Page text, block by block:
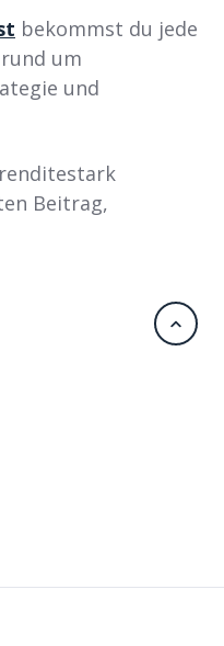
bekommst du jede
um
und
Beitrag,